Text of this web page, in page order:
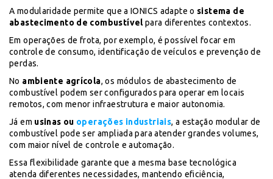
A modularidade permite que a IONICS adapte o sistema de
abastecimento de combustívelpara diferentes contextos.
Em operações de frota, por exemplo, é possível focar em
controle de consumo, identificação de veículos e prevenção de
perdas.
No ambiente agrícola, os módulos de abastecimento de
combustível podem ser configurados para operar em locais
remotos, com menor infraestrutura e maior autonomia.
Já em usinas ou operações industriais, a estação modular de
combustível pode ser ampliada para atender grandes volumes,
com maior nível de controle e automação.
Essa flexibilidade garante que a mesma base tecnológica
atenda diferentes necessidades, mantendo eficiência,